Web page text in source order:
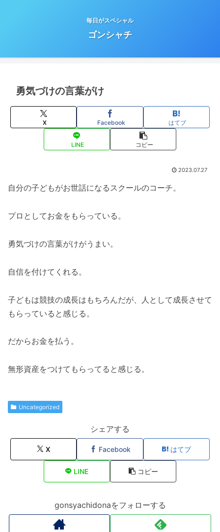
毎日がスペシャル
ゴンシャチ
勇気づけの言葉がけ
X Facebook はてブ
LINE コピー
2023.07.27
自分の子どもがお世話になるスクールのコーチ。
プロとしてお金をもらっている。
勇気づけの言葉がけがうまい。
自信を付けてくれる。
子どもは競技の成長はもちろんだが、人として成長させて
もらっていると感じる。
だからお金を払う。
無形資産をつけてもらってると感じる。
Uncategorized
シェアする
X Facebook はてブ
LINE コピー
gonsyachidonaをフォローする